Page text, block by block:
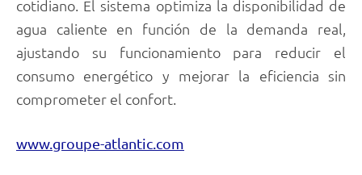
cotidiano. El sistema optimiza la disponibilidad de
agua caliente en función de la demanda real,
ajustando su funcionamiento para reducir el
consumo energético y mejorar la eficiencia sin
comprometer el confort.
www.groupe-atlantic.com